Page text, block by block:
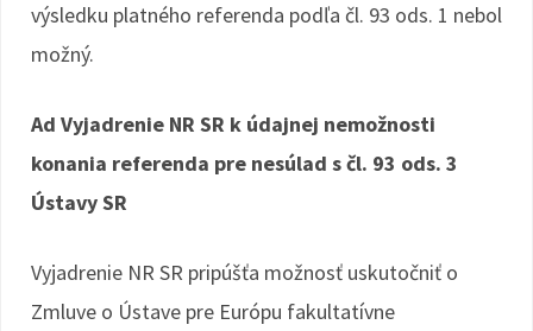
výsledku platného referenda podľa čl. 93 ods. 1 nebol
možný.
Ad Vyjadrenie NR SR k údajnej nemožnosti
konania referenda pre nesúlad s čl. 93 ods. 3
Ústavy SR
Vyjadrenie NR SR pripúšťa možnosť uskutočniť o
Zmluve o Ústave pre Európu fakultatívne